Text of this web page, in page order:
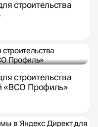
строительства
строительства
«ВСО Профиль»